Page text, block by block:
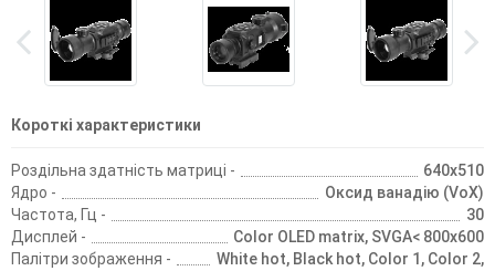
Короткі характеристики
Роздільна здатність матриці -
640x510
Ядро -
Оксид ванадію (VoX)
Частота, Гц -
30
Дисплей -
Color OLED matrix, SVGA< 800x600
Палітри зображення -
White hot, Black hot, Color 1, Color 2,